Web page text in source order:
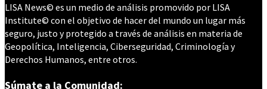
LISA News© es un medio de análisis promovido por LISA
Institute© con el objetivo de hacer del mundo un lugar más
seguro, justo y protegido a través de análisis en materia de
Geopolítica, Inteligencia, Ciberseguridad, Criminología y
Derechos Humanos, entre otros.
Súmate a la Comunidad: